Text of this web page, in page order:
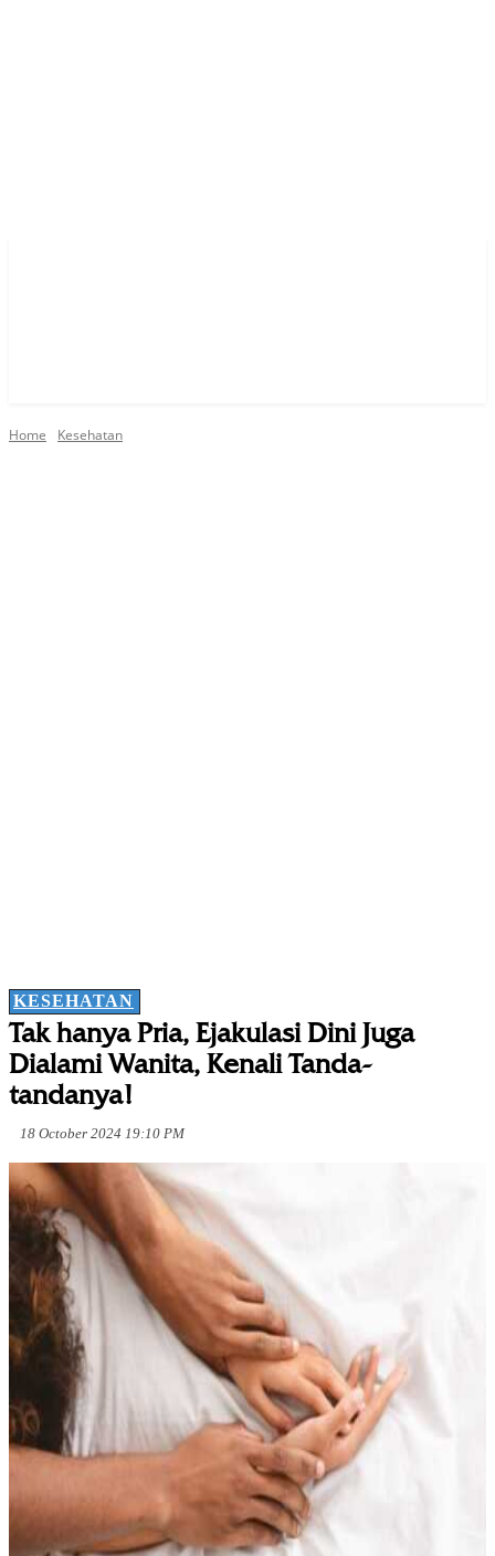
Home Kesehatan
KESEHATAN
Tak hanya Pria, Ejakulasi Dini Juga
Dialami Wanita, Kenali Tanda-
tandanya!
18 October 2024 19:10 PM